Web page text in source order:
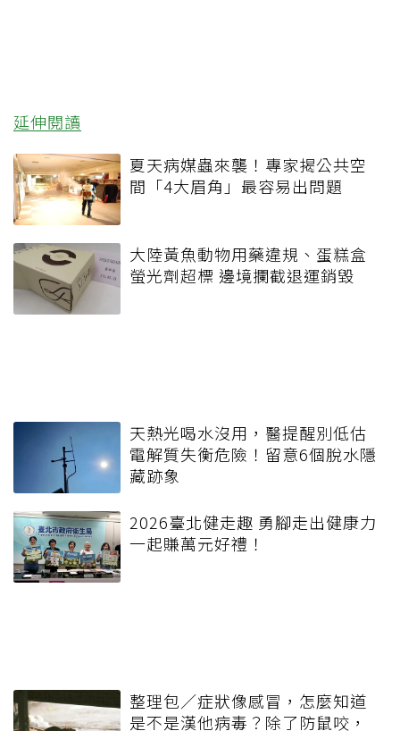
延伸閱讀
夏天病媒蟲來襲！專家揭公共空
間「4大眉角」最容易出問題
大陸黃魚動物用藥違規、蛋糕盒
螢光劑超標 邊境攔截退運銷毀
天熱光喝水沒用，醫提醒別低估
電解質失衡危險！留意6個脫水隱
藏跡象
2026臺北健走趣 勇腳走出健康力
一起賺萬元好禮！
整理包／症狀像感冒，怎麼知道
是不是漢他病毒？除了防鼠咬，